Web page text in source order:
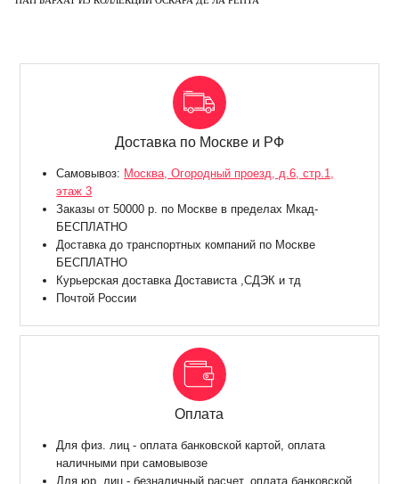
Доставка по Москве и РФ
Самовывоз: Москва, Огородный проезд, д.6, стр.1,
этаж 3
Заказы от 50000 р. по Москве в пределах Мкад-
БЕСПЛАТНО
Доставка до транспортных компаний по Москве
БЕСПЛАТНО
Курьерская доставка Достависта ,СДЭК и тд
Почтой России
Оплата
Для физ. лиц - оплата банковской картой, оплата
наличными при самовывозе
Для юр. лиц - безналичный расчет, оплата банковской